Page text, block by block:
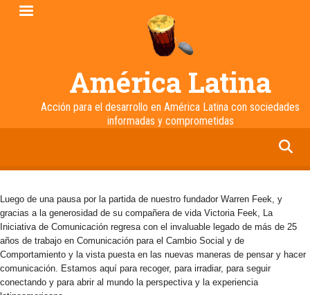
Pasar
América Latina
Acción para el desarrollo en América Latina con sociedades
informadas y comprometidas
Luego de una pausa por la partida de nuestro fundador Warren Feek, y
gracias a la generosidad de su compañera de vida Victoria Feek, La
Iniciativa de Comunicación regresa con el invaluable legado de más de 25
años de trabajo en Comunicación para el Cambio Social y de
Comportamiento y la vista puesta en las nuevas maneras de pensar y hacer
comunicación. Estamos aquí para recoger, para irradiar, para seguir
conectando y para abrir al mundo la perspectiva y la experiencia